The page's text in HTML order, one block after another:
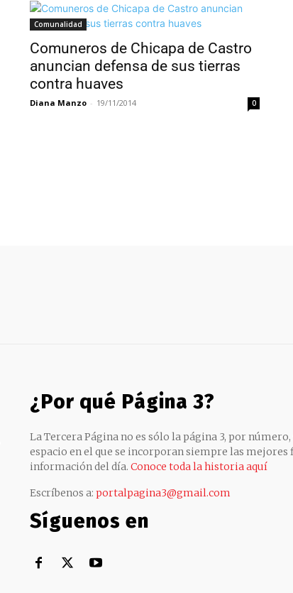
Comunalidad
Comuneros de Chicapa de Castro
anuncian defensa de sus tierras
contra huaves
Diana Manzo - 19/11/2014 0
¿Por qué Página 3?
La Tercera Página no es sólo la página 3, por
espacio en el que se incorporan siempre las
información del día. Conoce toda la historia aquí
Escríbenos a: portalpagina3@gmail.com
Síguenos en